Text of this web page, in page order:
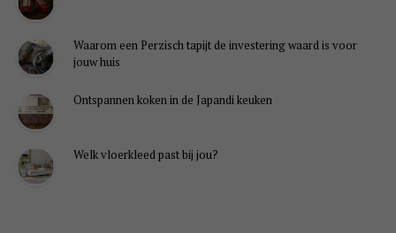
Waarom een Perzisch tapijt de investering waard is voor
jouw huis
Ontspannen koken in de Japandi keuken
Welk vloerkleed past bij jou?